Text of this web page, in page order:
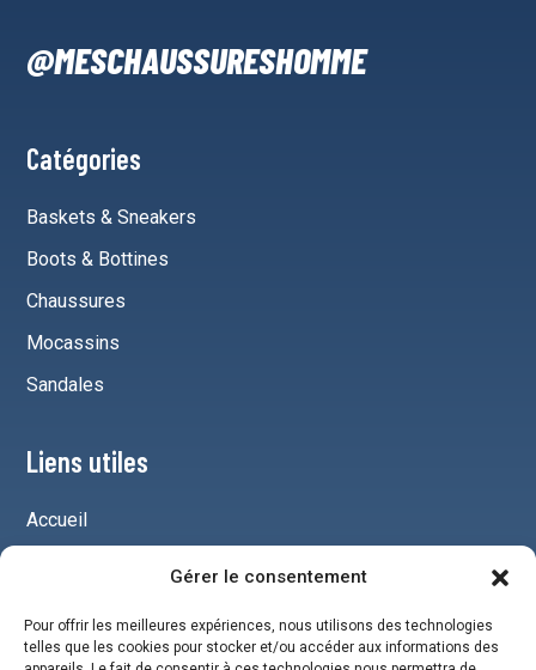
Gérer le consentement
Pour offrir les meilleures expériences, nous utilisons des technologies
telles que les cookies pour stocker et/ou accéder aux informations des
@MESCHAUSSURESHOMME
Catégories
Baskets & Sneakers
Boots & Bottines
Chaussures
Mocassins
Sandales
Liens utiles
Accueil
Chaussures pour homme